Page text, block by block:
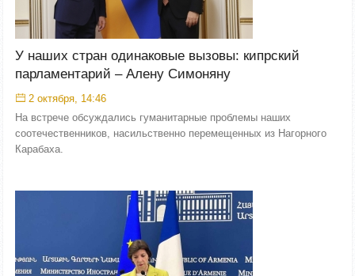
У наших стран одинаковые вызовы: кипрский
парламентарий – Алену Симоняну
2 октября, 14:46
На встрече обсуждались гуманитарные проблемы наших
соотечественников, насильственно перемещенных из Нагорного
Карабаха.